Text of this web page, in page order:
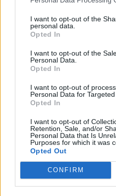
I want to opt-out of the
personal data.
Opted In
I want to opt-out of the
Personal Data.
Opted In
I want to opt-out of
Personal Data for Targeted
Opted In
I want to opt-out of
Retention, Sale, and/or
Personal Data that Is
Purposes for which it was
Opted Out
CONFIRM
Viihdeuutiset
14.1.2026, 16:11
Finlandia-
joulukuun
listalle